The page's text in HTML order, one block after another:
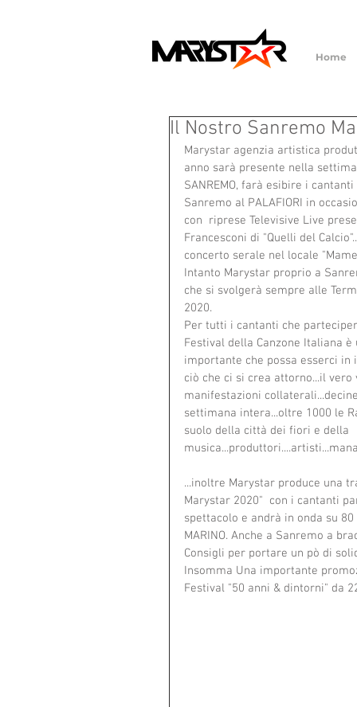
Home
Il Nostro Sanremo
Marystar agenzia artistica
anno sarà presente nella
SANREMO, farà esibire i
Sanremo al PALAFIORI in
con  riprese Televisive Live
Francesconi di "Quelli del
concerto serale nel locale
Intanto Marystar proprio a
che si svolgerà sempre alle
2020.
Per tutti i cantanti che
Festival della Canzone Italiana è
importante che possa esserci
ciò che ci si crea attorno...il
manifestazioni
settimana intera...oltre 1000 le
suolo della città dei fiori e della
...inoltre Marystar produce una
Marystar 2020"  con i cantanti
spettacolo e andrà in onda su
MARINO. Anche a Sanremo a
Consigli per portare un pò di
Insomma Una importante
Festival "50 anni & dintorni" da